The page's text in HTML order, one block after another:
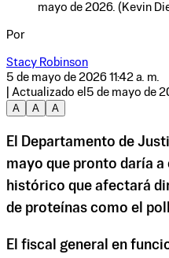
mayo de 2026. (Kevin
Por
Stacy Robinson
5 de mayo de 2026 11:42 a. m.
| Actualizado el 5 de mayo de
A
A A
El Departamento de
mayo que pronto daría
histórico que afectará
de proteínas como el
El fiscal general en